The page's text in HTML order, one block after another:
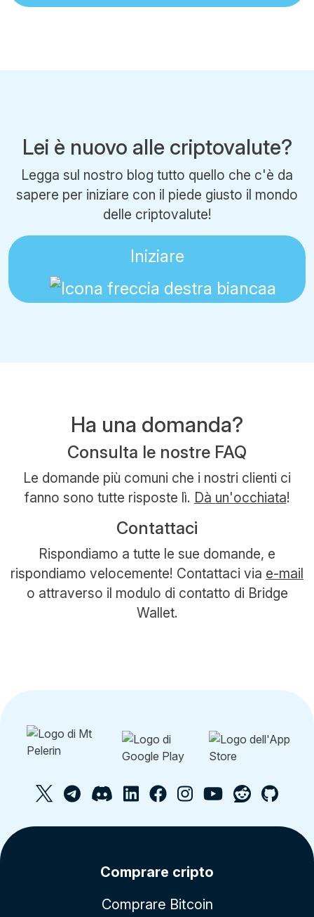
Lei è nuovo alle criptovalute?
Legga sul nostro blog tutto quello che c'è da
sapere per iniziare con il piede giusto il mondo
delle criptovalute!
Iniziare
Ha una domanda?
Consulta le nostre FAQ
Le domande più comuni che i nostri clienti ci
fanno sono tutte risposte lì. Dà un'occhiata!
Contattaci
Rispondiamo a tutte le sue domande, e
rispondiamo velocemente! Contattaci via e-mail
o attraverso il modulo di contatto di Bridge
Wallet.
Comprare cripto
Comprare Bitcoin